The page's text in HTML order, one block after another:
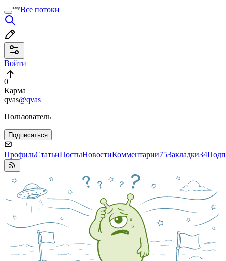
Все потоки
Войти
0
Карма
qvas@qvas
Пользователь
Подписаться
ПрофильСтатьиПостыНовостиКомментарии75Закладки34